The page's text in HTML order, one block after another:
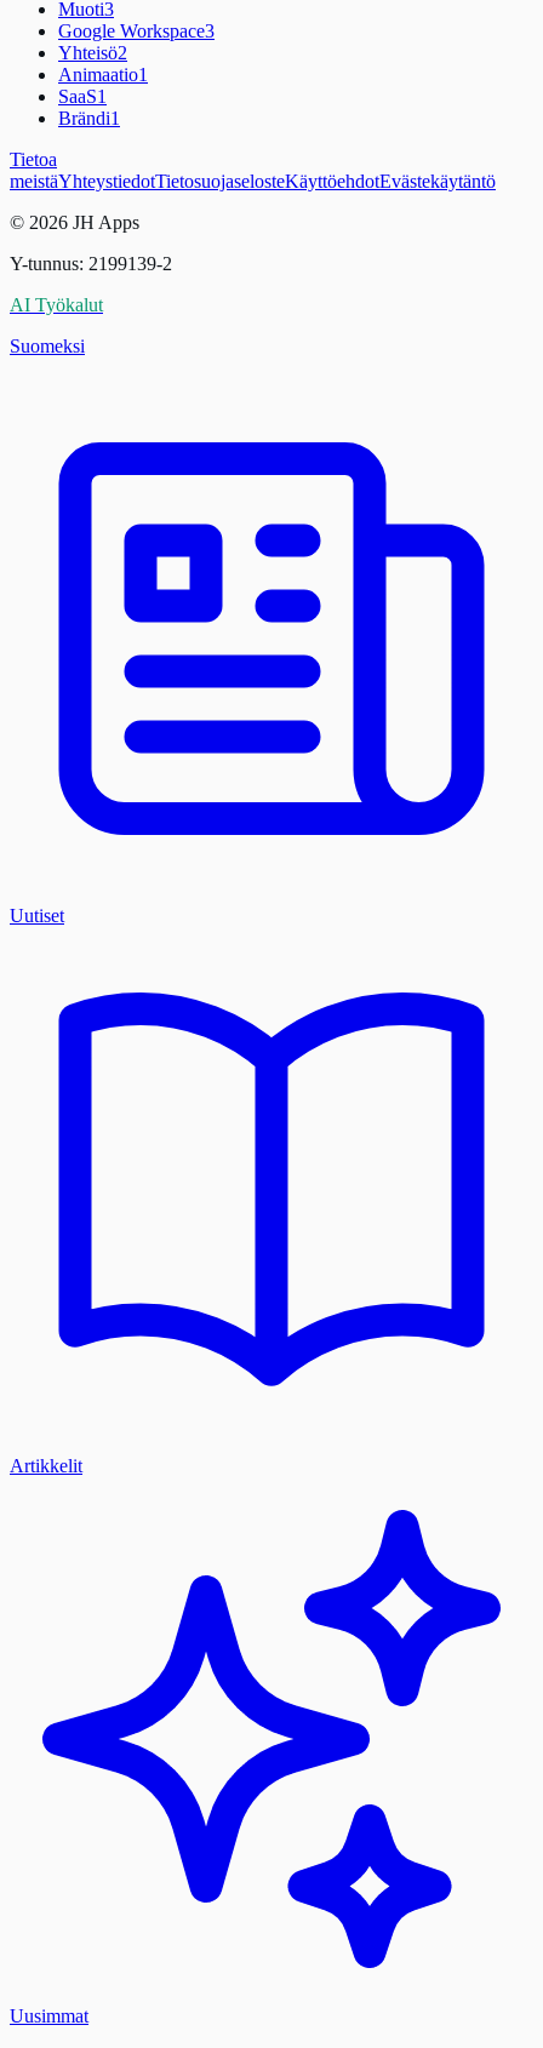
Muoti3
Google Workspace3
Yhteisö2
Animaatio1
SaaS1
Brändi1
Tietoa
meistäYhteystiedotTietosuojaselosteKäyttöehdotEvästekäytäntö
© 2026 JH Apps
Y-tunnus: 2199139-2
AI Työkalut
Suomeksi
Uutiset
Artikkelit
Uusimmat